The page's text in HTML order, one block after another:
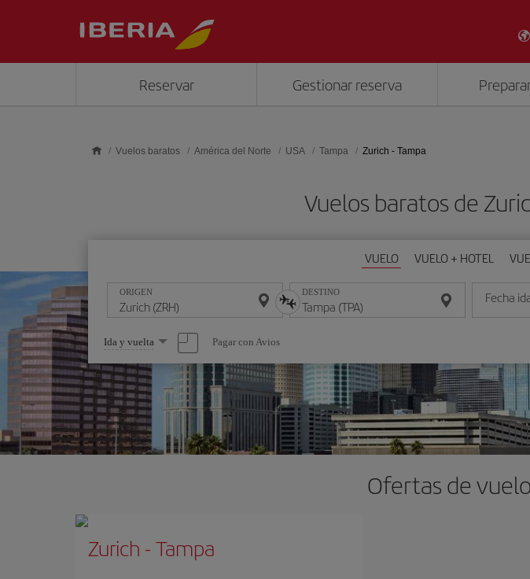
Reservar Gestionar reserva
Vuelos baratos América del Norte USA Tampa Zurich - Tampa
Vuelos baratos de
VUELO VUELO + HOTEL
ORIGEN DESTINO Fecha
Introduce
Seleccione
una
opción
Ida y vuelta Pagar con Avios
Ofertas de
Zurich -Tampa